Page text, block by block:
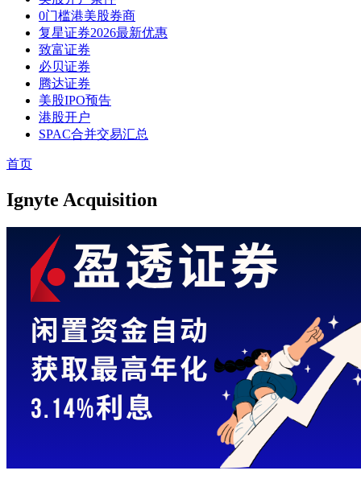
0门槛港美股券商
复星证券2026最新优惠
致富证券
必贝证券
腾达证券
美股IPO预告
港股开户
SPAC合并交易汇总
首页
Ignyte Acquisition